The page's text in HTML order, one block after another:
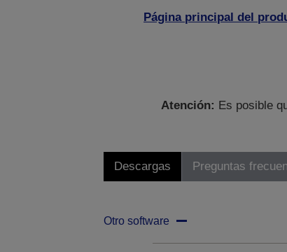
Página principal del
Atención: Es posible
Descargas Preguntas
Otro software